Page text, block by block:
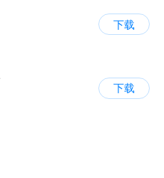
下载
下载